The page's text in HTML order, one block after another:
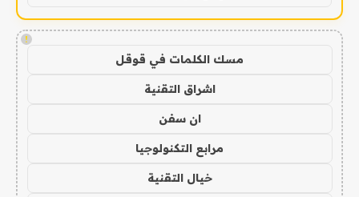
!
مسك الكلمات في قوقل
اشراق التقنية
ان سفن
مرابع التكنولوجيا
خيال التقنية